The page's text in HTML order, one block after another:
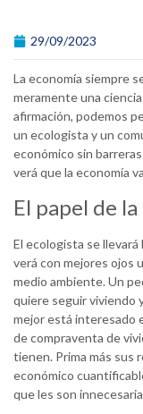
29/09/2023
La economía siempre
meramente una
afirmación, podemos
un ecologista y un
económico sin
verá que la economía
El papel de
El ecologista se llevará
verá con mejores ojos
medio ambiente. Un
quiere seguir viviendo
mejor está interesado
de compraventa de
tienen. Prima más sus
económico
que les son